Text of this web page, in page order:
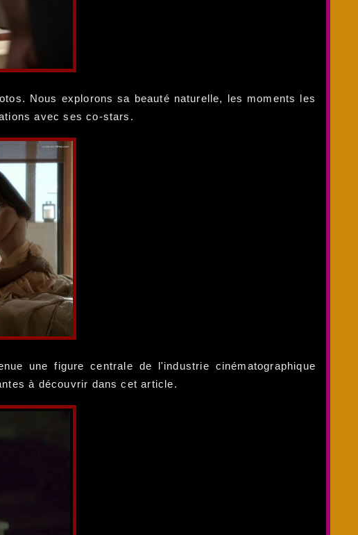
Nous explorons sa beauté naturelle, les moments les
avec ses co-stars.
une figure centrale de l'industrie cinématographique
à découvrir dans cet article.